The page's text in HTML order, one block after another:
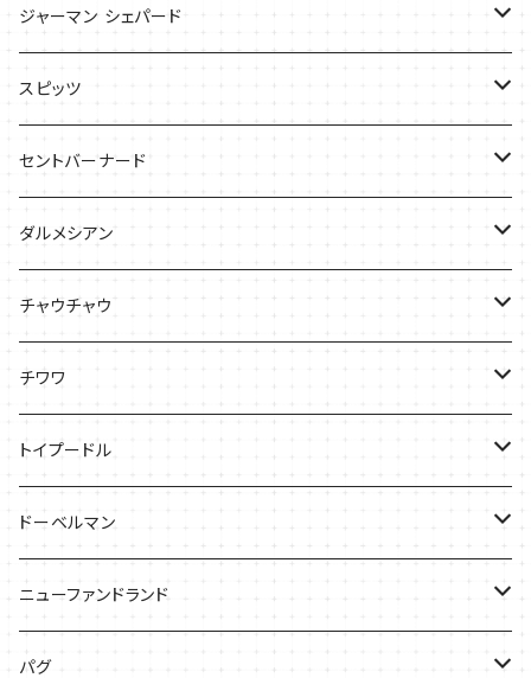
Tシャツ
バッグ
バッグ
ケース
Tシャツ
ジャーマン シェパード
Ｔシャツ
バッグ
スピッツ
ケース
セントバーナード
Tシャツ
バッグ
ダルメシアン
Tシャツ
ケース
チャウチャウ
Tシャツ
バッグ
ケース
チワワ
Tシャツ
キャップ
バッグ
ケース
トイプードル
Tシャツ
バッグ
ケース
ドーベルマン
Tシャツ
バッグ
ニューファンドランド
Ｔシャツ
パグ